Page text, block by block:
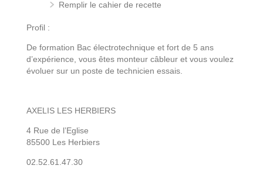
Remplir le cahier de recette
Profil :
De formation Bac électrotechnique et fort de 5 ans
d’expérience, vous êtes monteur câbleur et vous voulez
évoluer sur un poste de technicien essais.
AXELIS LES HERBIERS
4 Rue de l’Eglise
85500 Les Herbiers
02.52.61.47.30